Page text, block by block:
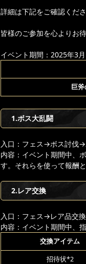
詳細は下記をご確認くださ
皆様のご参加を心よりお
イベント期間：2025年3
巨
1.ボス大乱闘
入口：フェス→ボス討伐→
内容：イベント期間中、
す。それらを使って報酬
2.レア交換
入口：フェス→レア品交換
内容：イベント期間中、
交換アイテム
招待状*2